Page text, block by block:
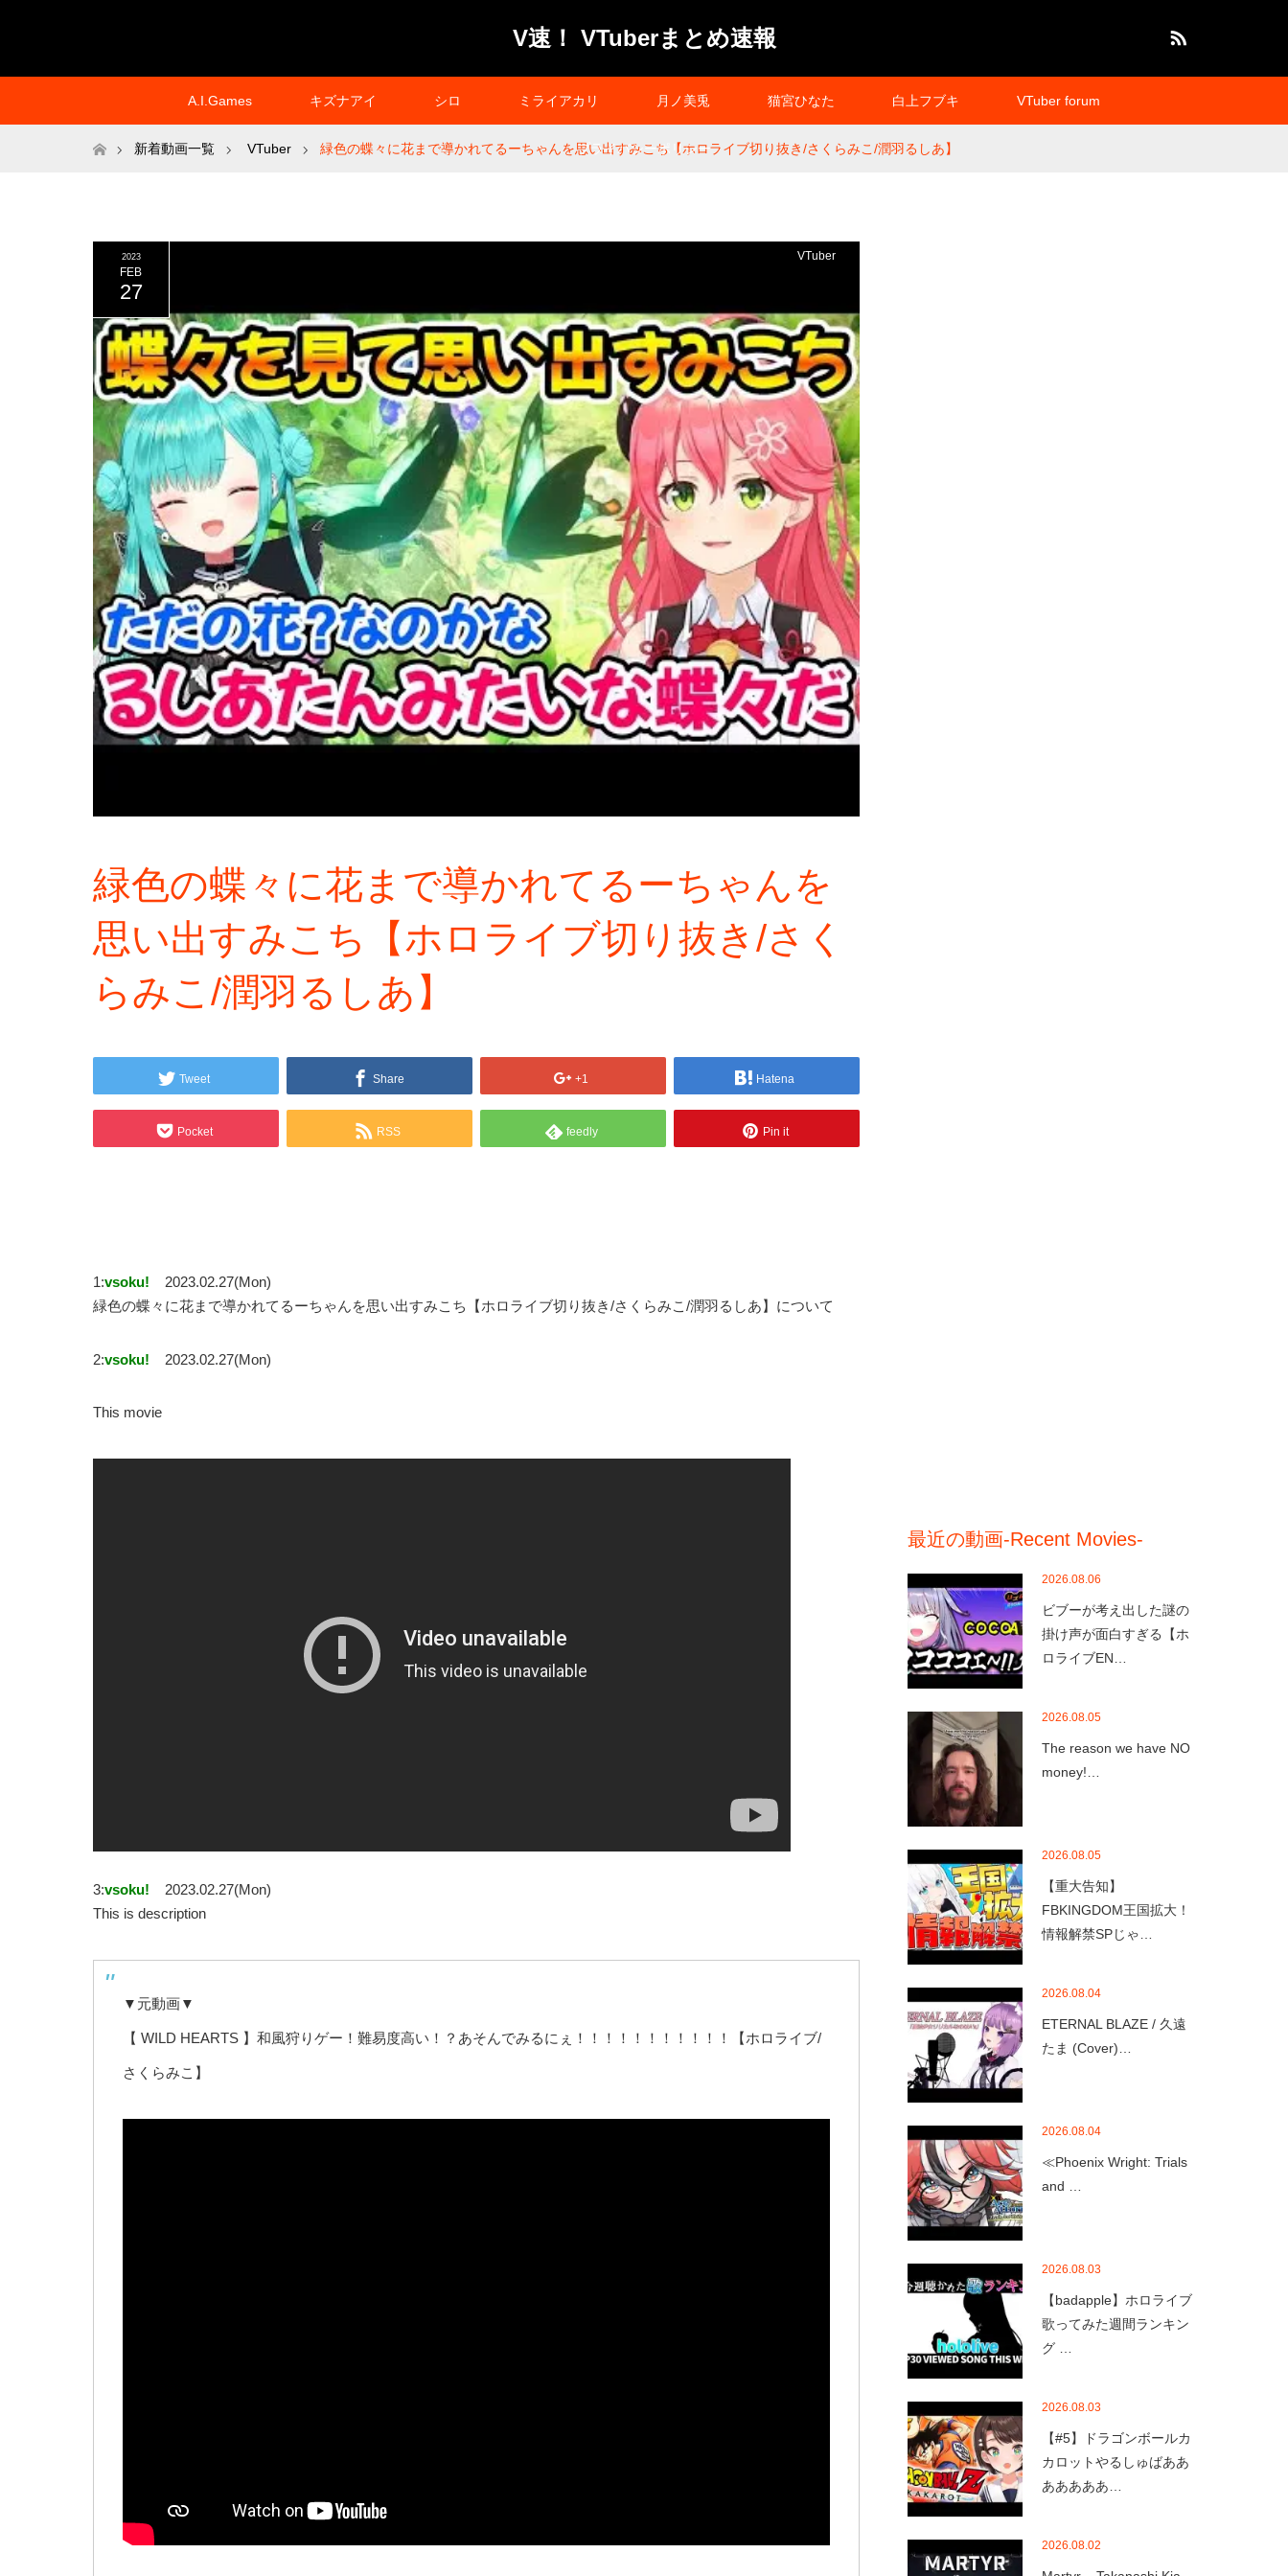
V速！ VTuberまとめ速報
A.I.Games キズナアイ シロ ミライアカリ 月ノ美兎 猫宮ひなた 白上フブキ VTuber forum
プライバシーポリシー
ホーム新着動画一覧 VTuber 緑色の蝶々に花まで導かれてるーちゃんを思い出すみこち【ホロライブ切り抜き/さくらみこ/潤羽るしあ】
2023
FEB
27
VTuber
緑色の蝶々に花まで導かれてるーちゃんを
思い出すみこち【ホロライブ切り抜き/さく
らみこ/潤羽るしあ】
Tweet Share +1 Hatena
Pocket RSS feedly Pin it
1:vsoku!
2023.02.27(Mon)
緑色の蝶々に花まで導かれてるーちゃんを思い出すみこち【ホロライブ切り抜き/さくらみこ/潤羽るしあ】について
2:vsoku! 2023.02.27(Mon)
This movie
3:vsoku!
2023.02.27(Mon)
This is description
▼元動画▼
【 WILD HEARTS 】和風狩りゲー！難易度高い！？あそんでみるにぇ！！！！！！！！！！！【ホロライブ/
さくらみこ】
最近の動画-Recent Movies-
2026.08.06
ビブーが考え出した謎の
掛け声が面白すぎる【ホ
ロライブEN…
2026.08.05
The reason we have NO
money!…
2026.08.05
【重大告知】
FBKINGDOM王国拡大！
情報解禁SPじゃ…
2026.08.04
ETERNAL BLAZE / 久遠
たま (Cover)…
2026.08.04
≪Phoenix Wright: Trials
and …
2026.08.03
【badapple】ホロライブ
歌ってみた週間ランキン
グ …
2026.08.03
【#5】ドラゴンボールカ
カロットやるしゅばああ
あああああ…
2026.08.02